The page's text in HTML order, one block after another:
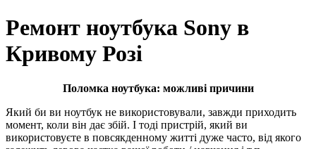
Ремонт ноутбука Sony в
Кривому Розі
Поломка ноутбука: можливі причини
Який би ви ноутбук не використовували, завжди приходить
момент, коли він дає збій. І тоді пристрій, який ви
використовуєте в повсякденному житті дуже часто, від якого